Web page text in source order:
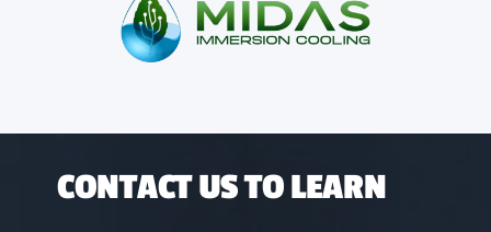
CONTACT US TO LEARN